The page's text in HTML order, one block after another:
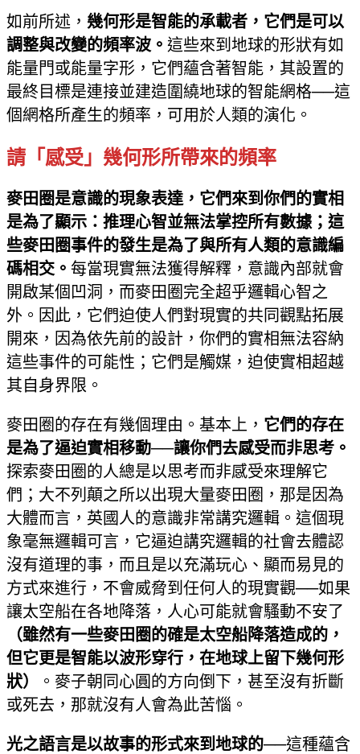
如前所述， 幾何形是智能的承載者，它們是可以
調整與改變的頻率波。 這些來到地球的形狀有如
能量門或能量字形，它們蘊含著智能，其設置的
最終目標是連接並建造圍繞地球的智能網格──這
個網格所產生的頻率，可用於人類的演化。
請「感受」幾何形所帶來的頻率
麥田圈是意識的現象表達，它們來到你們的實相
是為了顯示：推理心智並無法掌控所有數據；這
些麥田圈事件的發生是為了與所有人類的意識編
碼相交。 每當現實無法獲得解釋，意識內部就會
開啟某個凹洞，而麥田圈完全超乎邏輯心智之
外。因此，它們迫使人們對現實的共同觀點拓展
開來，因為依先前的設計，你們的實相無法容納
這些事件的可能性；它們是觸媒，迫使實相超越
其自身界限。
麥田圈的存在有幾個理由。基本上， 它們的存在
是為了逼迫實相移動──讓你們去感受而非思考。
探索麥田圈的人總是以思考而非感受來理解它
們；大不列顛之所以出現大量麥田圈，那是因為
大體而言，英國人的意識非常講究邏輯。這個現
象毫無邏輯可言，它逼迫講究邏輯的社會去體認
沒有道理的事，而且是以充滿玩心、顯而易見的
方式來進行，不會威脅到任何人的現實觀──如果
讓太空船在各地降落，人心可能就會騷動不安了
（雖然有一些麥田圈的確是太空船降落造成的，
但它更是智能以波形穿行，在地球上留下幾何形
狀）
。麥子朝同心圓的方向倒下，甚至沒有折斷
或死去，那就沒有人會為此苦惱。
光之語言是以故事的形式來到地球的──這種蘊含